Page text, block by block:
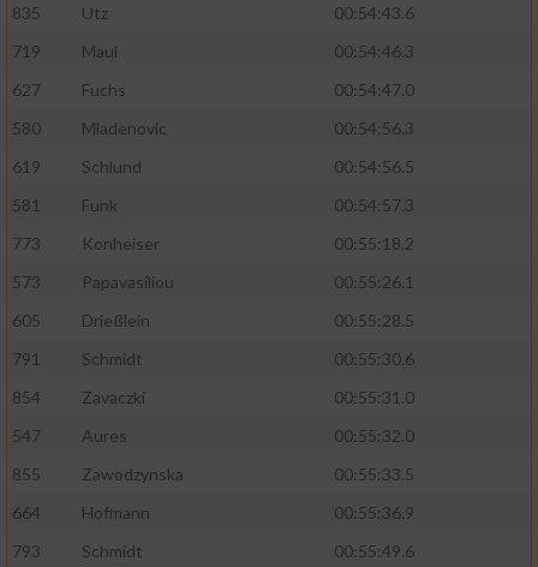
835
Utz
00:54:43.6
719
Maul
00:54:46.3
627
Fuchs
00:54:47.0
580
Mladenovic
00:54:56.3
619
Schlund
00:54:56.5
581
Funk
00:54:57.3
773
Konheiser
00:55:18.2
573
Papavasiliou
00:55:26.1
605
Drießlein
00:55:28.5
791
Schmidt
00:55:30.6
854
Zavaczki
00:55:31.0
547
Aures
00:55:32.0
855
Zawodzynska
00:55:33.5
664
Hofmann
00:55:36.9
793
Schmidt
00:55:49.6
Verwendung reduzierter Daten zur Auswahl
von Inhalten
IAB-Besonderheiten:
Verwendung genauer Standortdaten
Geräte anhand von aktiv angeforderten
Informationen identifizieren
Notwendig